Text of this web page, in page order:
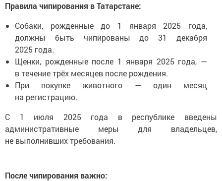
Правила чипирования в Татарстане:
Собаки, рожденные до 1 января 2025 года,
должны быть чипированы до 31 декабря
2025 года.
Щенки, рожденные после 1 января 2025 года, —
в течение трёх месяцев после рождения.
При покупке животного — один месяц
на регистрацию.
С 1 июля 2025 года в республике введены
административные меры для владельцев,
не выполнивших требования.
После чипирования важно: